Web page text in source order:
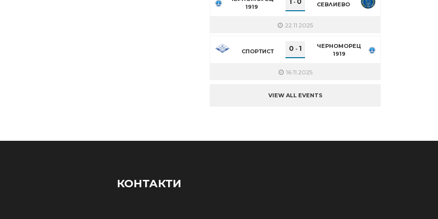
1919
- СЕВЛИЕВО
22.11.2025
СПОРТИСТ 0 - 1
ЧЕРНОМОРЕЦ
1919
16.11.2025
VIEW ALL EVENTS
КОНТАКТИ